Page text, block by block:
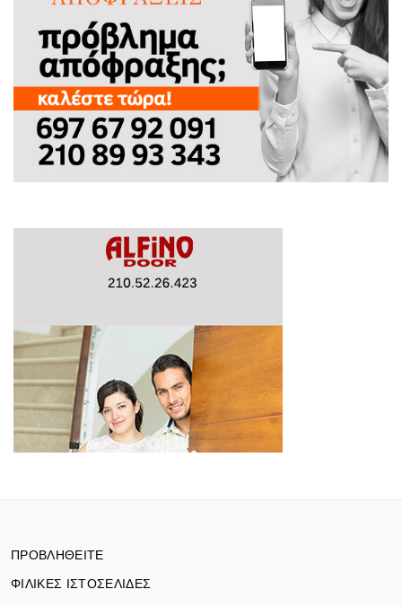
ΠΡΟΒΛΗΘΕΙΤΕ
ΦΙΛΙΚΕΣ ΙΣΤΟΣΕΛΙΔΕΣ